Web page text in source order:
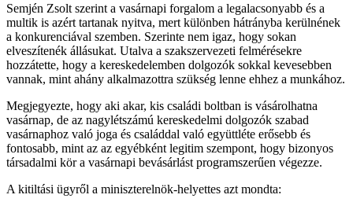
Semjén Zsolt szerint a vasárnapi forgalom a legalacsonyabb és a
multik is azért tartanak nyitva, mert különben hátrányba kerülnének
a konkurenciával szemben. Szerinte nem igaz, hogy sokan
elveszítenék állásukat. Utalva a szakszervezeti felmérésekre
hozzátette, hogy a kereskedelemben dolgozók sokkal kevesebben
vannak, mint ahány alkalmazottra szükség lenne ehhez a munkához.
Megjegyezte, hogy aki akar, kis családi boltban is vásárolhatna
vasárnap, de az nagylétszámú kereskedelmi dolgozók szabad
vasárnaphoz való joga és családdal való együttléte erősebb és
fontosabb, mint az az egyébként legitim szempont, hogy bizonyos
társadalmi kör a vasárnapi bevásárlást programszerűen végezze.
A kitiltási ügyről a miniszterelnök-helyettes azt mondta: